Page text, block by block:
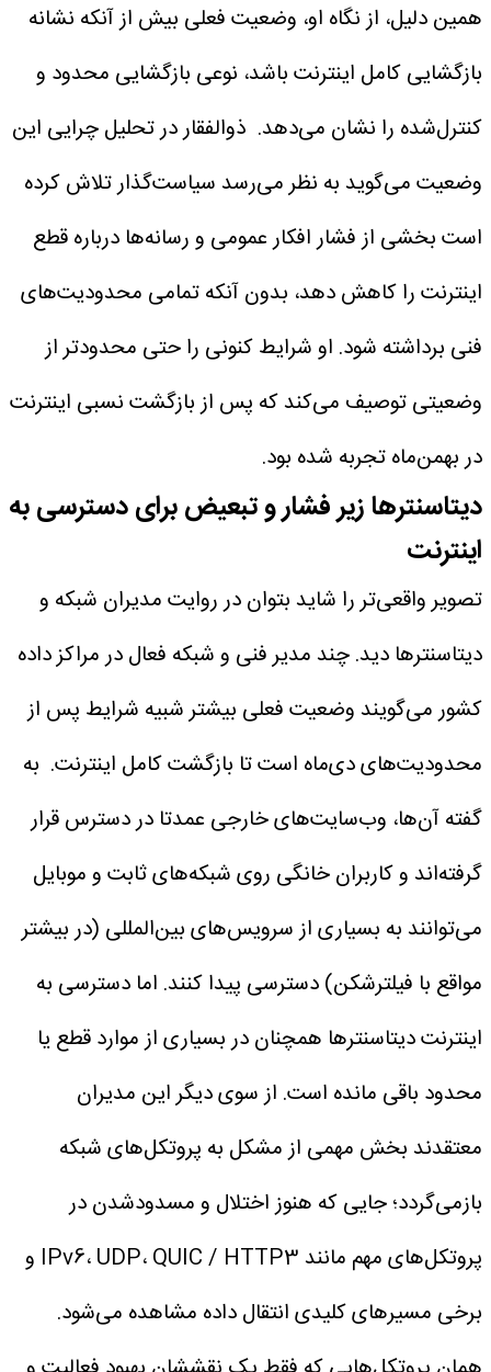
همین دلیل، از نگاه او، وضعیت فعلی بیش از آنکه نشانه
بازگشایی کامل اینترنت باشد، نوعی بازگشایی محدود و
کنترل‌شده را نشان می‌دهد. ذوالفقار در تحلیل چرایی این
وضعیت می‌گوید به نظر می‌رسد سیاست‌گذار تلاش کرده
است بخشی از فشار افکار عمومی و رسانه‌ها درباره قطع
اینترنت را کاهش دهد، بدون آنکه تمامی محدودیت‌های
فنی برداشته شود. او شرایط کنونی را حتی محدودتر از
وضعیتی توصیف می‌کند که پس از بازگشت نسبی اینترنت
در بهمن‌ماه تجربه شده بود.
دیتاسنترها زیر فشار و تبعیض برای دسترسی به
اینترنت
تصویر واقعی‌تر را شاید بتوان در روایت مدیران شبکه و
دیتاسنترها دید. چند مدیر فنی و شبکه فعال در مراکز داده
کشور می‌گویند وضعیت فعلی بیشتر شبیه شرایط پس از
محدودیت‌های دی‌ماه است تا بازگشت کامل اینترنت. به
گفته آن‌ها، وب‌سایت‌های خارجی عمدتا در دسترس قرار
گرفته‌اند و کاربران خانگی روی شبکه‌های ثابت و موبایل
می‌توانند به بسیاری از سرویس‌های بین‌المللی (در بیشتر
مواقع با فیلترشکن) دسترسی پیدا کنند. اما دسترسی به
اینترنت دیتاسنترها همچنان در بسیاری از موارد قطع یا
محدود باقی مانده است. از سوی دیگر این مدیران
معتقدند بخش مهمی از مشکل به پروتکل‌های شبکه
بازمی‌گردد؛ جایی که هنوز اختلال و مسدودشدن در
پروتکل‌های مهم مانند IPv6، UDP، QUIC / HTTP3 و
برخی مسیرهای کلیدی انتقال داده مشاهده می‌شود.